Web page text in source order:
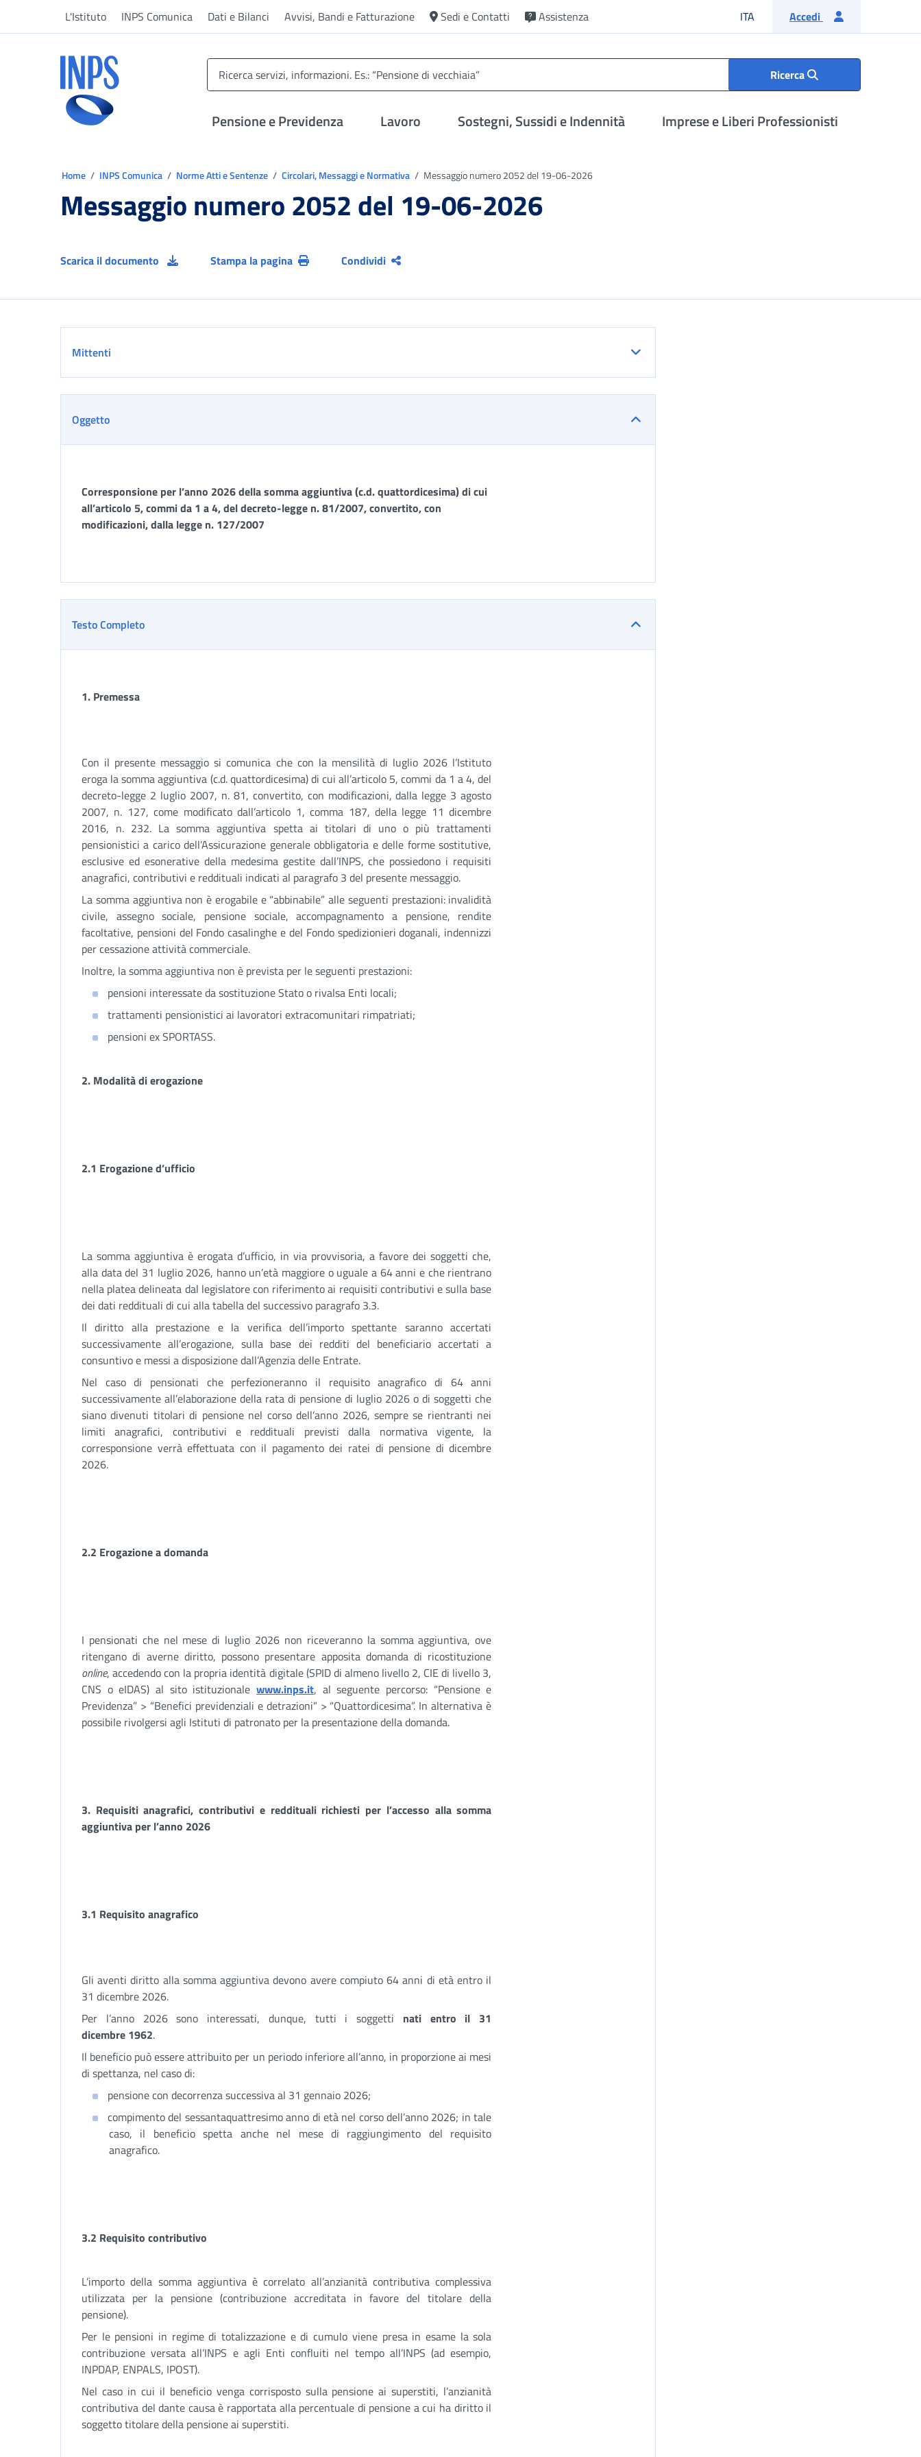
L'Istituto INPS Comunica Dati e Bilanci Avvisi, Bandi e Fatturazione Sedi e Contatti Assistenza ITA Lingua italiana
Accedi
Ricerca
Pensione e Previdenza Lavoro Sostegni, Sussidi e Indennità Imprese e Liberi Professionisti
Home INPS Comunica Norme Atti e Sentenze Circolari, Messaggi e Normativa Messaggio numero 2052 del 19-06-2026
Messaggio numero 2052 del 19-06-2026
Scarica il documento Stampa la pagina Condividi
Mittenti
Oggetto
Corresponsione per l’anno 2026 della somma aggiuntiva (c.d. quattordicesima) di cui
all’articolo 5, commi da 1 a 4, del decreto-legge n. 81/2007, convertito, con
modificazioni, dalla legge n. 127/2007
Testo Completo
1. Premessa
Con il presente messaggio si comunica che con la mensilità di luglio 2026 l’Istituto
eroga la somma aggiuntiva (c.d. quattordicesima) di cui all’articolo 5, commi da 1 a 4, del
decreto-legge 2 luglio 2007, n. 81, convertito, con modificazioni, dalla legge 3 agosto
2007, n. 127, come modificato dall’articolo 1, comma 187, della legge 11 dicembre
2016, n. 232. La somma aggiuntiva spetta ai titolari di uno o più trattamenti
pensionistici a carico dell’Assicurazione generale obbligatoria e delle forme sostitutive,
esclusive ed esonerative della medesima gestite dall’INPS, che possiedono i requisiti
anagrafici, contributivi e reddituali indicati al paragrafo 3 del presente messaggio.
La somma aggiuntiva non è erogabile e “abbinabile” alle seguenti prestazioni: invalidità
civile, assegno sociale, pensione sociale, accompagnamento a pensione, rendite
facoltative, pensioni del Fondo casalinghe e del Fondo spedizionieri doganali, indennizzi
per cessazione attività commerciale.
Inoltre, la somma aggiuntiva non è prevista per le seguenti prestazioni:
pensioni interessate da sostituzione Stato o rivalsa Enti locali;
trattamenti pensionistici ai lavoratori extracomunitari rimpatriati;
pensioni ex SPORTASS.
2. Modalità di erogazione
2.1 Erogazione d’ufficio
La somma aggiuntiva è erogata d’ufficio, in via provvisoria, a favore dei soggetti che,
alla data del 31 luglio 2026, hanno un’età maggiore o uguale a 64 anni e che rientrano
nella platea delineata dal legislatore con riferimento ai requisiti contributivi e sulla base
dei dati reddituali di cui alla tabella del successivo paragrafo 3.3.
Il diritto alla prestazione e la verifica dell’importo spettante saranno accertati
successivamente all’erogazione, sulla base dei redditi del beneficiario accertati a
consuntivo e messi a disposizione dall’Agenzia delle Entrate.
Nel caso di pensionati che perfezioneranno il requisito anagrafico di 64 anni
successivamente all’elaborazione della rata di pensione di luglio 2026 o di soggetti che
siano divenuti titolari di pensione nel corso dell’anno 2026, sempre se rientranti nei
limiti anagrafici, contributivi e reddituali previsti dalla normativa vigente, la
corresponsione verrà effettuata con il pagamento dei ratei di pensione di dicembre
2026.
2.2 Erogazione a domanda
I pensionati che nel mese di luglio 2026 non riceveranno la somma aggiuntiva, ove
ritengano di averne diritto, possono presentare apposita domanda di ricostituzione
online, accedendo con la propria identità digitale (SPID di almeno livello 2, CIE di livello 3,
CNS o eIDAS) al sito istituzionale www.inps.it, al seguente percorso: “Pensione e
Previdenza” > “Benefici previdenziali e detrazioni” > “Quattordicesima”. In alternativa è
possibile rivolgersi agli Istituti di patronato per la presentazione della domanda.
3. Requisiti anagrafici, contributivi e reddituali richiesti per l’accesso alla somma
aggiuntiva per l’anno 2026
3.1 Requisito anagrafico
Gli aventi diritto alla somma aggiuntiva devono avere compiuto 64 anni di età entro il
31 dicembre 2026.
Per l’anno 2026 sono interessati, dunque, tutti i soggetti nati entro il 31
dicembre 1962.
Il beneficio può essere attribuito per un periodo inferiore all’anno, in proporzione ai mesi
di spettanza, nel caso di:
pensione con decorrenza successiva al 31 gennaio 2026;
compimento del sessantaquattresimo anno di età nel corso dell’anno 2026; in tale
caso, il beneficio spetta anche nel mese di raggiungimento del requisito
anagrafico.
3.2 Requisito contributivo
L’importo della somma aggiuntiva è correlato all’anzianità contributiva complessiva
utilizzata per la pensione (contribuzione accreditata in favore del titolare della
pensione).
Per le pensioni in regime di totalizzazione e di cumulo viene presa in esame la sola
contribuzione versata all’INPS e agli Enti confluiti nel tempo all’INPS (ad esempio,
INPDAP, ENPALS, IPOST).
Nel caso in cui il beneficio venga corrisposto sulla pensione ai superstiti, l’anzianità
contributiva del dante causa è rapportata alla percentuale di pensione a cui ha diritto il
soggetto titolare della pensione ai superstiti.